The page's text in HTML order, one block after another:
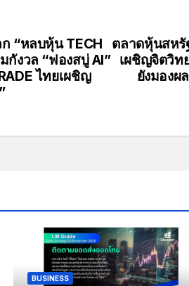
ตลาดหุ้นสหรั
เผชิญจิตวิท
ยังมองผ
“หลบหุ้น TECH
กังวล “ฟองสบู่ AI”
ไทยเผชิญ
BUSINESS